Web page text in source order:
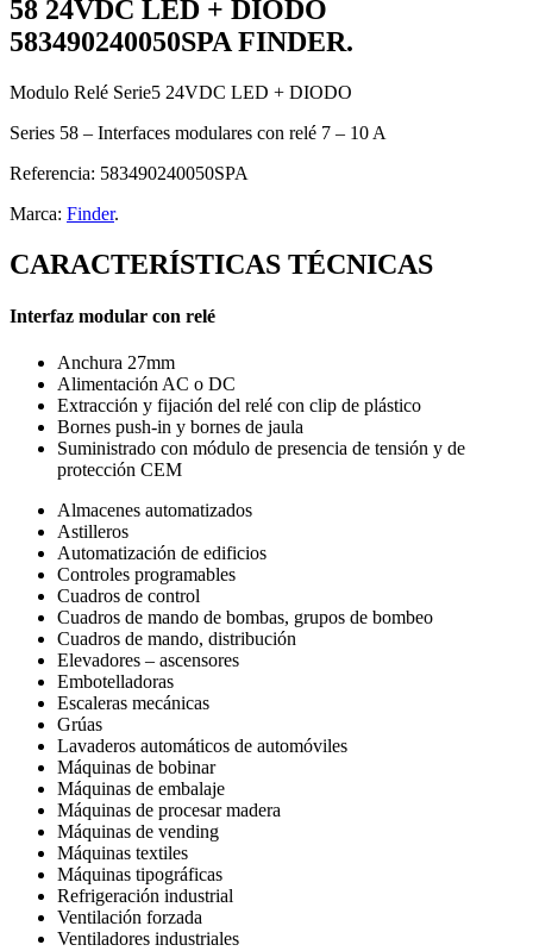
58 24VDC LED + DIODO
583490240050SPA FINDER.
Modulo Relé Serie5 24VDC LED + DIODO
Series 58 – Interfaces modulares con relé 7 – 10 A
Referencia: 583490240050SPA
Marca: Finder.
CARACTERÍSTICAS TÉCNICAS
Interfaz modular con relé
Anchura 27mm
Alimentación AC o DC
Extracción y fijación del relé con clip de plástico
Bornes push-in y bornes de jaula
Suministrado con módulo de presencia de tensión y de
protección CEM
Almacenes automatizados
Astilleros
Automatización de edificios
Controles programables
Cuadros de control
Cuadros de mando de bombas, grupos de bombeo
Cuadros de mando, distribución
Elevadores – ascensores
Embotelladoras
Escaleras mecánicas
Grúas
Lavaderos automáticos de automóviles
Máquinas de bobinar
Máquinas de embalaje
Máquinas de procesar madera
Máquinas de vending
Máquinas textiles
Máquinas tipográficas
Refrigeración industrial
Ventilación forzada
Ventiladores industriales